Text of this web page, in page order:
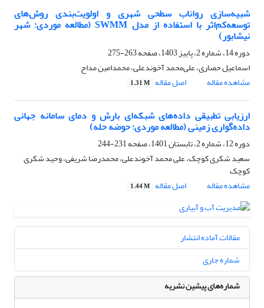
شبیه‌سازی رواناب سطحی شهری و اولویت‌بندی روش‌های
توسعه‌کم‌اثر با استفاده از مدل SWMM (مطالعه موردی: شهر
نیشابور)
دوره 14، شماره 2، پاییز 1403، صفحه
263-275
اسماعیل حصاری، علی‌محمد آخوندعلی، محمدامین مداح
مشاهده مقاله
اصل مقاله 1.31 M
ارزیابی تطبیقی داده‌های شبکه‌ای بارش و دمای سامانه جهانی
داده‌گواری زمینی (مطالعه موردی: حوضه حله)
دوره 12، شماره 2، تابستان 1401، صفحه
231-244
سعید شکری کوچک، علی محمد آخوندعلی، محمدرضا شریفی، وحید شکری
کوچک
مشاهده مقاله
اصل مقاله 1.44 M
مقالات آماده انتشار
شماره جاری
شماره‌های پیشین نشریه